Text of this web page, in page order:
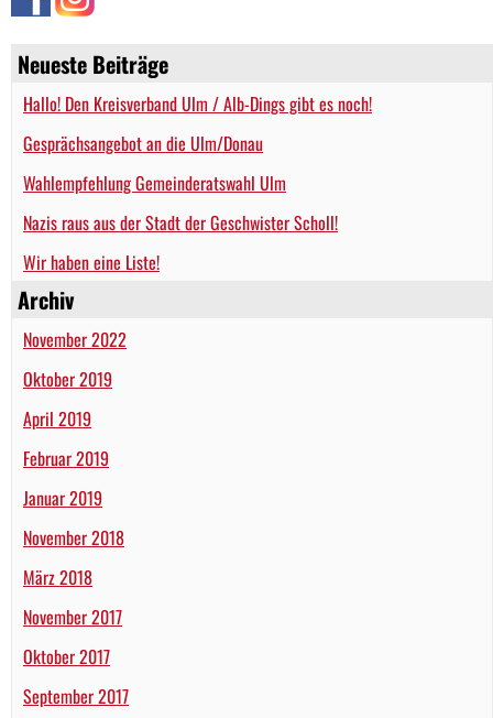
Neueste Beiträge
Hallo! Den Kreisverband Ulm / Alb-Dings gibt es noch!
Gesprächsangebot an die Ulm/Donau
Wahlempfehlung Gemeinderatswahl Ulm
Nazis raus aus der Stadt der Geschwister Scholl!
Wir haben eine Liste!
Archiv
November 2022
Oktober 2019
April 2019
Februar 2019
Januar 2019
November 2018
März 2018
November 2017
Oktober 2017
September 2017